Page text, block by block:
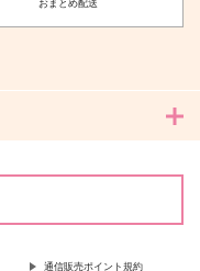
おまとめ配送
通信販売ポイント規約